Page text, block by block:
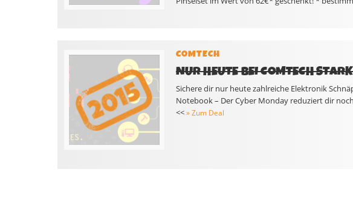
COMTECH
NUR HEUTE BEI COMTECH
Sichere dir nur heute zahlreiche Elektronik
Notebook – Der Cyber Monday reduziert dir
<< » Zum Deal